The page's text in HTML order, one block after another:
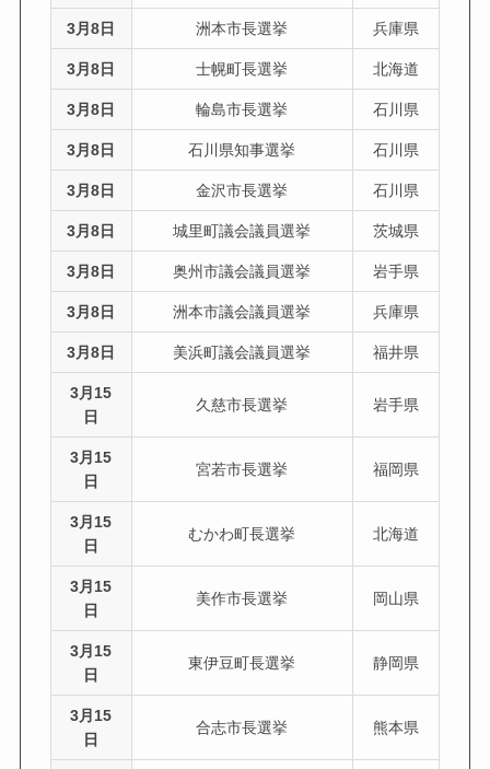
3月8日 洲本市長選挙 兵庫県
3月8日 士幌町長選挙 北海道
3月8日 輪島市長選挙 石川県
3月8日 石川県知事選挙 石川県
3月8日 金沢市長選挙 石川県
3月8日 城里町議会議員選挙 茨城県
3月8日 奥州市議会議員選挙 岩手県
3月8日 洲本市議会議員選挙 兵庫県
3月8日 美浜町議会議員選挙 福井県
3月15
日
久慈市長選挙 岩手県
3月15
日
宮若市長選挙 福岡県
3月15
日
むかわ町長選挙 北海道
3月15
日
美作市長選挙 岡山県
3月15
日
東伊豆町長選挙 静岡県
3月15
日
合志市長選挙 熊本県